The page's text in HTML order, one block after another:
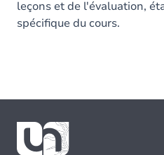
leçons et de l'évaluation,
spécifique du cours.